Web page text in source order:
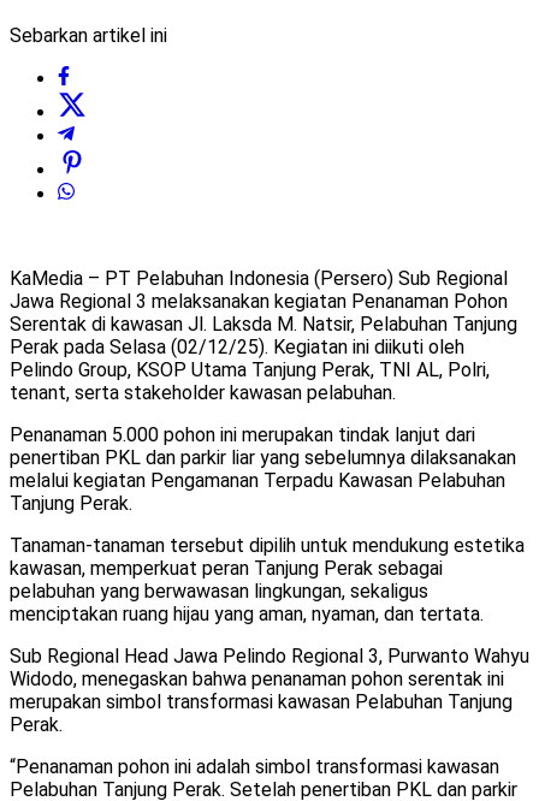
Sebarkan artikel ini
KaMedia – PT Pelabuhan Indonesia (Persero) Sub Regional
Jawa Regional 3 melaksanakan kegiatan Penanaman Pohon
Serentak di kawasan Jl. Laksda M. Natsir, Pelabuhan Tanjung
Perak pada Selasa (02/12/25). Kegiatan ini diikuti oleh
Pelindo Group, KSOP Utama Tanjung Perak, TNI AL, Polri,
tenant, serta stakeholder kawasan pelabuhan.
Penanaman 5.000 pohon ini merupakan tindak lanjut dari
penertiban PKL dan parkir liar yang sebelumnya dilaksanakan
melalui kegiatan Pengamanan Terpadu Kawasan Pelabuhan
Tanjung Perak.
Tanaman-tanaman tersebut dipilih untuk mendukung estetika
kawasan, memperkuat peran Tanjung Perak sebagai
pelabuhan yang berwawasan lingkungan, sekaligus
menciptakan ruang hijau yang aman, nyaman, dan tertata.
Sub Regional Head Jawa Pelindo Regional 3, Purwanto Wahyu
Widodo, menegaskan bahwa penanaman pohon serentak ini
merupakan simbol transformasi kawasan Pelabuhan Tanjung
Perak.
“Penanaman pohon ini adalah simbol transformasi kawasan
Pelabuhan Tanjung Perak. Setelah penertiban PKL dan parkir